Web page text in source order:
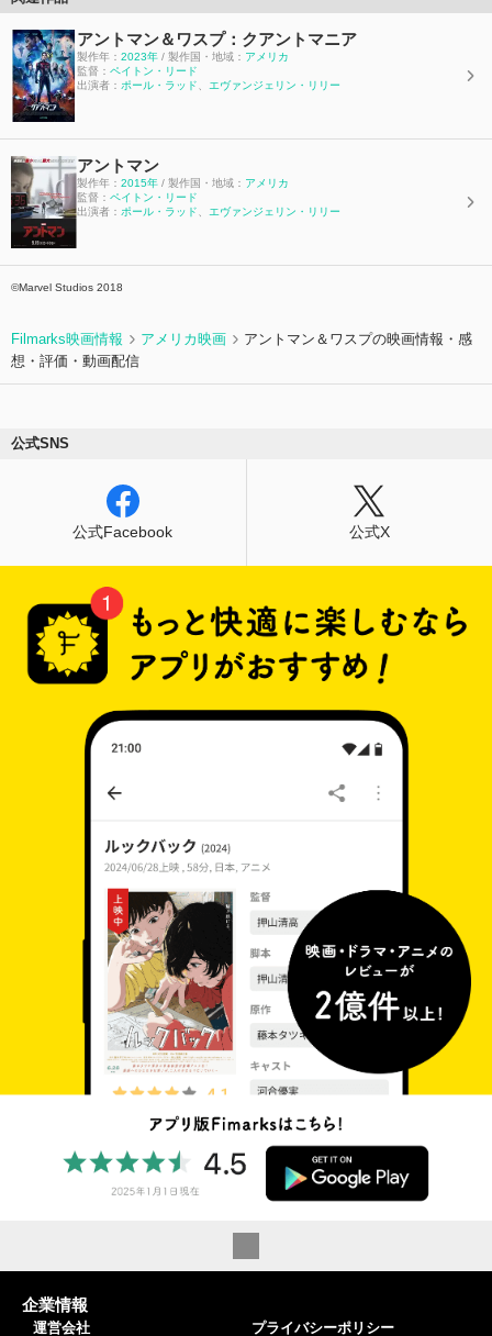
アントマン＆ワスプ：クアントマニア
製作年： 2023年 / 製作国・地域： アメリカ
監督： ペイトン・リード
出演者： ポール・ラッド エヴァンジェリン・リリー
アントマン
製作年： 2015年 / 製作国・地域： アメリカ
監督： ペイトン・リード
出演者： ポール・ラッド エヴァンジェリン・リリー
©Marvel Studios 2018
Filmarks映画情報 アメリカ映画
アントマン＆ワスプの映画情報・感
想・評価・動画配信
公式SNS
公式Facebook 公式X
企業情報
運営会社 プライバシーポリシー